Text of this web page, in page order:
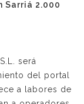
Sarriá 2.000
será
del portal
a labores de